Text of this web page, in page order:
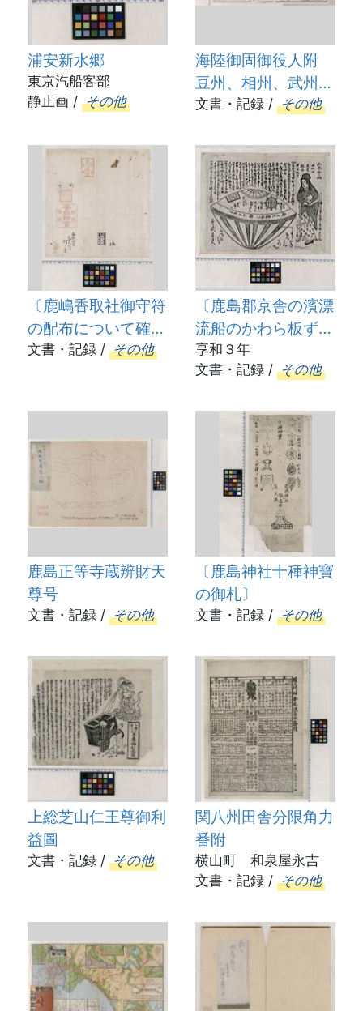
浦安新水郷
東京汽船客部
静止画 / その他
海陸御固御役人附
豆州、相州、武州、
上総、下総、安房州
文書・記録 / その他
〔鹿嶋香取社御守符
の配布について確証
印〕
文書・記録 / その他
〔鹿島郡京舎の濱漂
流船のかわら板ず
り〕
享和３年
文書・記録 / その他
鹿島正等寺蔵辨財天
尊号
文書・記録 / その他
〔鹿島神社十種神寶
の御札〕
文書・記録 / その他
上総芝山仁王尊御利
益圖
文書・記録 / その他
関八州田舎分限角力
番附
横山町 和泉屋永吉
文書・記録 / その他